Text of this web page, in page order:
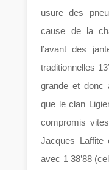
usure des
cause de la
l’avant des
traditionnelles
grande et donc
que le clan
compromis
Jacques Laffite
avec 1 38’88